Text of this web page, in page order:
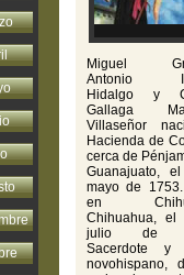
Miguel
Antonio
Hidalgo y
Gallaga
Villaseñor
Hacienda de
cerca de
Guanajuato,
mayo de
en
Chihuahua, el
julio de
Sacerdote y
novohispano,